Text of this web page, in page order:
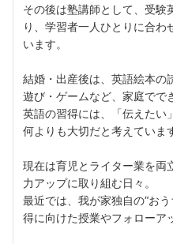
その後は塾講師として、受験
り、学習者一人ひとりに合
います。
結婚・出産後は、英語絵本の
遊び・ゲームなど、家庭でで
英語の習得には、「伝えたい
何よりも大切だと考えていま
現在は育児とライター業を両
力アップに取り組む日々。
最近では、我が家独自の“お
得に向けた授業やフォローア